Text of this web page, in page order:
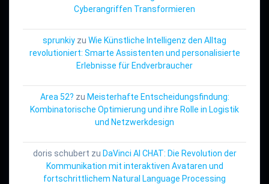
Cyberangriffen Transformieren
sprunkiy zu Wie Künstliche Intelligenz den Alltag
revolutioniert: Smarte Assistenten und personalisierte
Erlebnisse für Endverbraucher
Area 52? zu Meisterhafte Entscheidungsfindung:
Kombinatorische Optimierung und ihre Rolle in Logistik
und Netzwerkdesign
doris schubert zu DaVinci AI CHAT: Die Revolution der
Kommunikation mit interaktiven Avataren und
fortschrittlichem Natural Language Processing